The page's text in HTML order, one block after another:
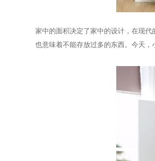
家中的面积决定了家中的设计，在现
也意味着不能存放过多的东西。今天，